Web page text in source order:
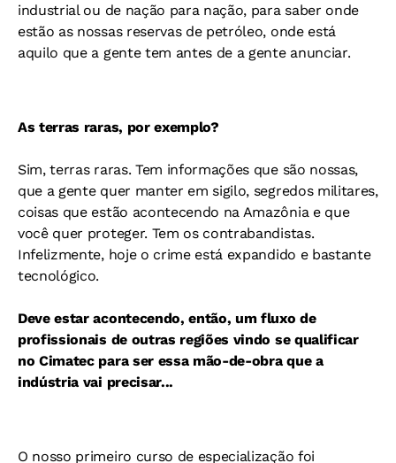
industrial ou de nação para nação, para saber onde
estão as nossas reservas de petróleo, onde está
aquilo que a gente tem antes de a gente anunciar.
As terras raras, por exemplo?
Sim, terras raras. Tem informações que são nossas,
que a gente quer manter em sigilo, segredos militares,
coisas que estão acontecendo na Amazônia e que
você quer proteger. Tem os contrabandistas.
Infelizmente, hoje o crime está expandido e bastante
tecnológico.
Deve estar acontecendo, então, um fluxo de
profissionais de outras regiões vindo se qualificar
no Cimatec para ser essa mão-de-obra que a
indústria vai precisar...
O nosso primeiro curso de especialização foi